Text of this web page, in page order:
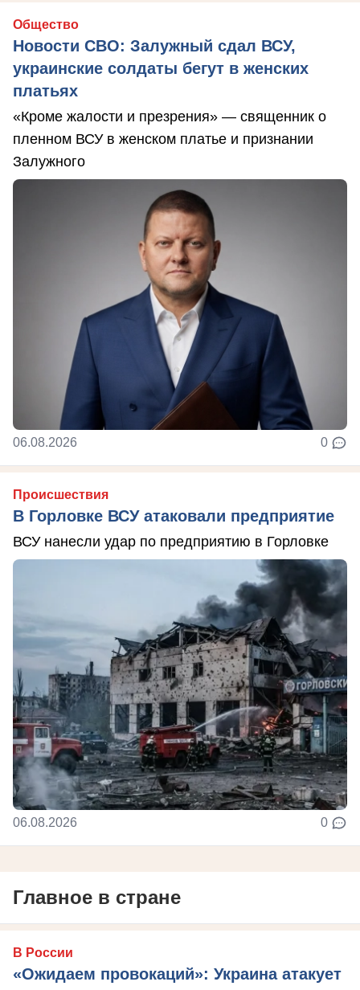
Общество
Новости СВО: Залужный сдал ВСУ,
украинские солдаты бегут в женских
платьях
«Кроме жалости и презрения» — священник о
пленном ВСУ в женском платье и признании
Залужного
06.08.2026 0
Происшествия
В Горловке ВСУ атаковали предприятие
ВСУ нанесли удар по предприятию в Горловке
06.08.2026 0
Главное в стране
В России
«Ожидаем провокаций»: Украина атакует